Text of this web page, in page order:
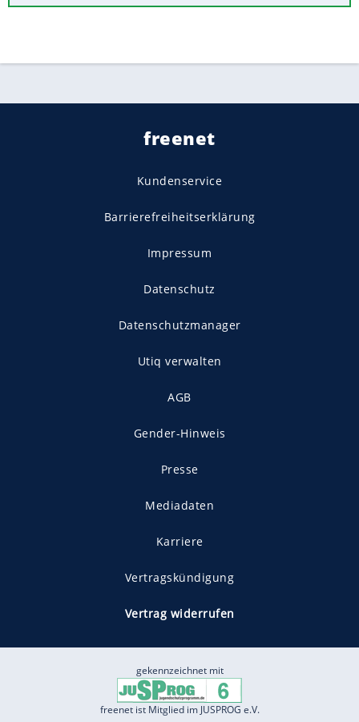
freenet
Kundenservice
Barrierefreiheitserklärung
Impressum
Datenschutz
Datenschutzmanager
Utiq verwalten
AGB
Gender-Hinweis
Presse
Mediadaten
Karriere
Vertragskündigung
Vertrag widerrufen
gekennzeichnet mit
freenet ist Mitglied im JUSPROG e.V.